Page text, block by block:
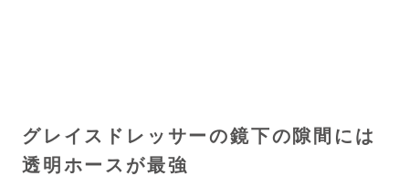
グレイスドレッサーの鏡下の隙間には
透明ホースが最強